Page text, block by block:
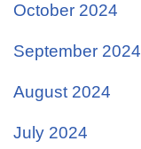
October 2024
September 2024
August 2024
July 2024